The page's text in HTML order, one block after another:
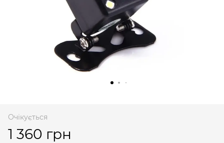
Очікується
1 360 грн